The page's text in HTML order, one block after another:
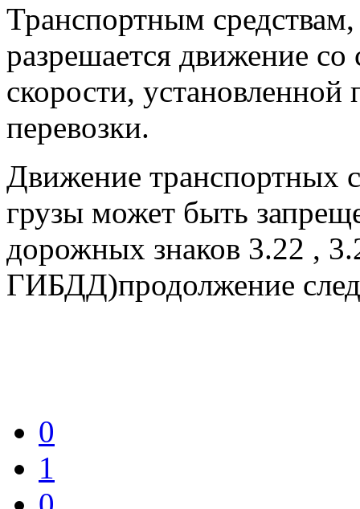
Транспортным
разрешается движение
скорости, установленной
перевозки.
Движение транспортных
грузы может быть
дорожных знаков 3.22 ,
ГИБДД)продолжение
0
1